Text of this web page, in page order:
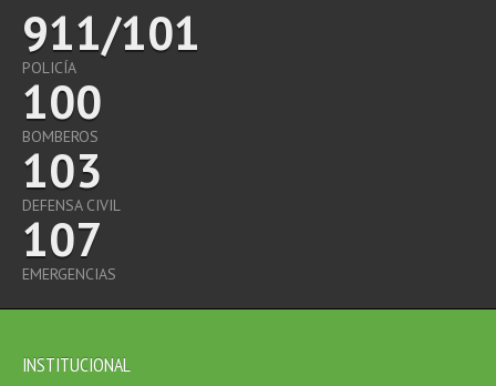
911/101
POLICÍA
100
BOMBEROS
103
DEFENSA CIVIL
107
EMERGENCIAS
INSTITUCIONAL